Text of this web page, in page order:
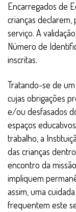
Encarregados de
crianças
serviço. A
Número de
inscritas.
Tratando-se de
cujas obrigações
e/ou desfasados
espaços
trabalho, a
das crianças
encontro da
impliquem
assim, uma
frequentem este